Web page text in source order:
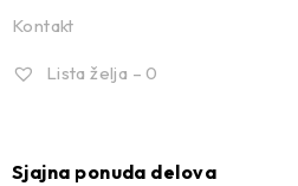
Kontakt
Lista želja – 0
Sjajna ponuda delova